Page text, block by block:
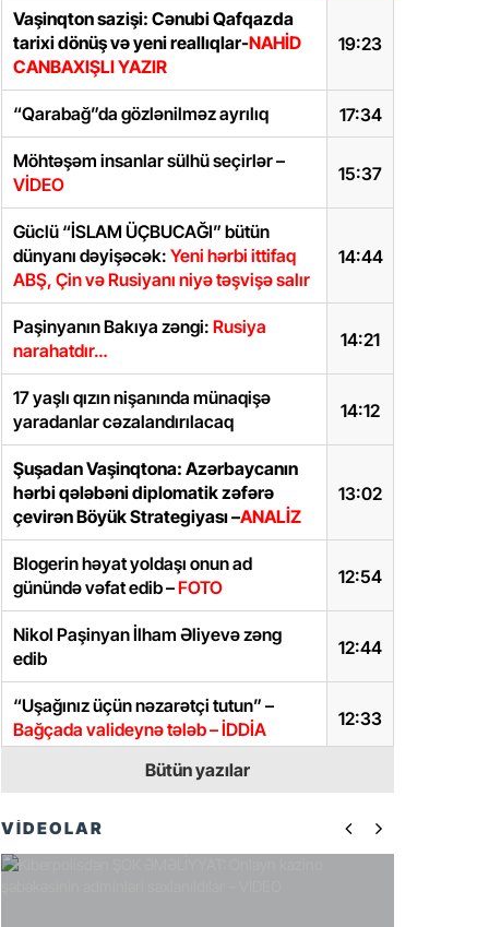
19:23
Vaşinqton sazişi: Cənubi Qafqazda
tarixi dönüş və yeni reallıqlar-NAHİD
CANBAXIŞLI YAZIR
17:34
“Qarabağ”da gözlənilməz ayrılıq
15:37
Möhtəşəm insanlar sülhü seçirlər –
VİDEO
14:44
Güclü “İSLAM ÜÇBUCAĞI” bütün
dünyanı dəyişəcək: Yeni hərbi ittifaq
ABŞ, Çin və Rusiyanı niyə təşvişə salır
14:21
Paşinyanın Bakıya zəngi: Rusiya
narahatdır…
14:12
17 yaşlı qızın nişanında münaqişə
yaradanlar cəzalandırılacaq
13:02
Şuşadan Vaşinqtona: Azərbaycanın
hərbi qələbəni diplomatik zəfərə
çevirən Böyük Strategiyası –ANALİZ
12:54
Blogerin həyat yoldaşı onun ad
günündə vəfat edib –FOTO
12:44
Nikol Paşinyan İlham Əliyevə zəng
edib
12:33
“Uşağınız üçün nəzarətçi tutun” –
Bağçada valideynə tələb – İDDİA
Ravil Tağıyev vəzifəsindən azad edildi
12:19
Sabirabadda “Güdəcühür”, “Beşdəli”,
milyon xərclənəcək
Bütün yazılar
VİDEOLAR